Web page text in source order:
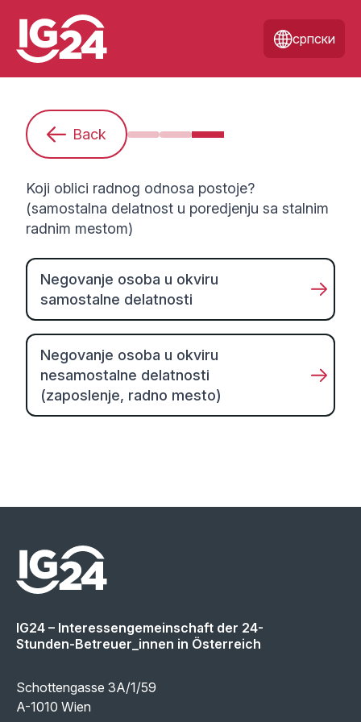
српски
Back Ja sam početnica/početnik. Šta
Kako ću se najbolje pripremiti
Koji oblici radnog
Koji oblici radnog odnosa postoje?
(samostalna delatnost u poredjenju sa stalnim
radnim mestom)
Negovanje osoba u okviru
samostalne delatnosti
Negovanje osoba u okviru
nesamostalne delatnosti
(zaposlenje, radno mesto)
IG24 – Interessengemeinschaft der 24-
Stunden-Betreuer_innen in Österreich
Schottengasse 3A/1/59
A-1010 Wien